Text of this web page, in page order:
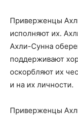
Приверженцы
исполняют их.
Ахли-Сунна
поддерживают
оскорбляют их
и на их личности.
Приверженцы